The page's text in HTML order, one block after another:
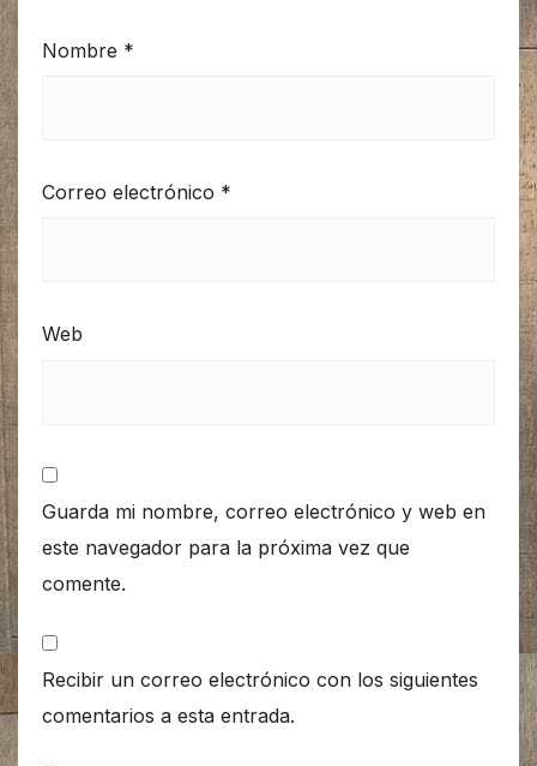
Nombre *
Correo electrónico *
Web
Guarda mi nombre, correo electrónico y web en
este navegador para la próxima vez que
comente.
Recibir un correo electrónico con los siguientes
comentarios a esta entrada.